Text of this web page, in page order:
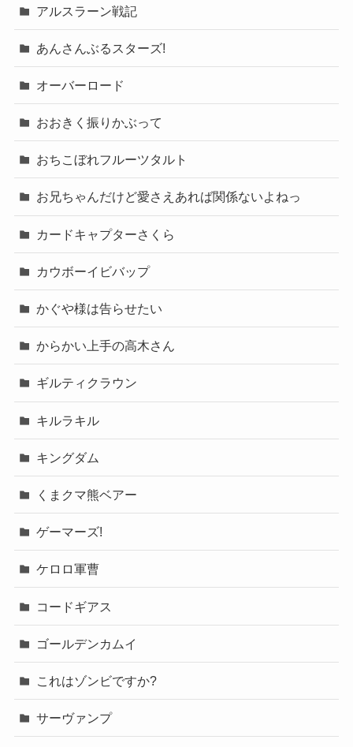
アルスラーン戦記
あんさんぶるスターズ!
オーバーロード
おおきく振りかぶって
おちこぼれフルーツタルト
お兄ちゃんだけど愛さえあれば関係ないよねっ
カードキャプターさくら
カウボーイビバップ
かぐや様は告らせたい
からかい上手の高木さん
ギルティクラウン
キルラキル
キングダム
くまクマ熊ベアー
ゲーマーズ!
ケロロ軍曹
コードギアス
ゴールデンカムイ
これはゾンビですか?
サーヴァンプ